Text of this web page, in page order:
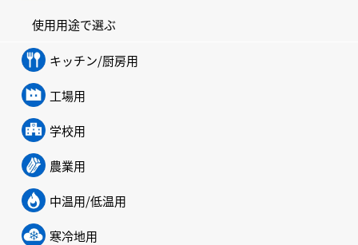
使用用途で選ぶ
キッチン/厨房用
工場用
学校用
農業用
中温用/低温用
寒冷地用